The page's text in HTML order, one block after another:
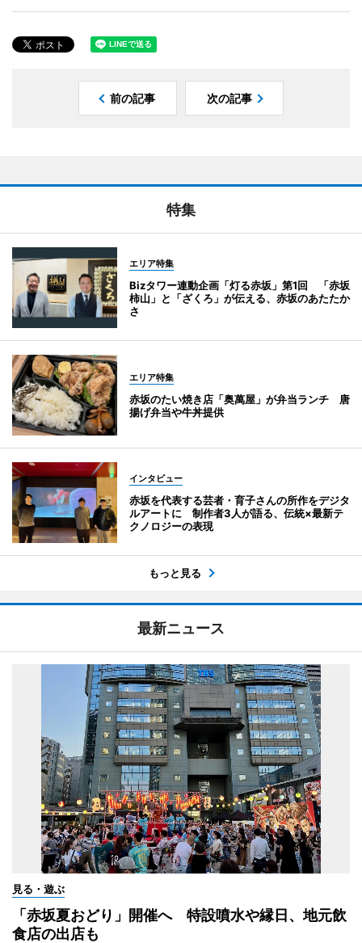
前の記事 次の記事
特集
エリア特集
Bizタワー連動企画「灯る赤坂」第1回 「赤坂
柿山」と「ざくろ」が伝える、赤坂のあたたか
さ
エリア特集
赤坂のたい焼き店「奥萬屋」が弁当ランチ 唐
揚げ弁当や牛丼提供
インタビュー
赤坂を代表する芸者・育子さんの所作をデジタ
ルアートに 制作者3人が語る、伝統×最新テ
クノロジーの表現
もっと見る
最新ニュース
見る・遊ぶ
「赤坂夏おどり」開催へ 特設噴水や縁日、地元飲
食店の出店も